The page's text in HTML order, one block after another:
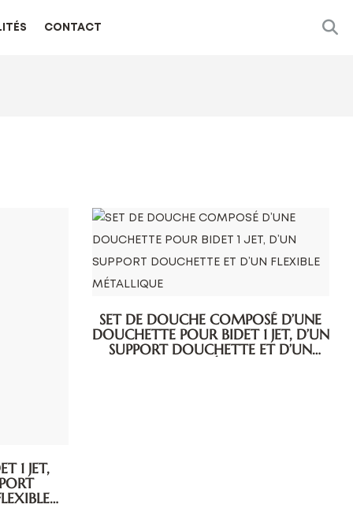
CONTACT
1 JET,
SET DE DOUCHE COMPOSÉ D’UNE
DOUCHETTE POUR BIDET 1 JET, D’UN
SUPPORT DOUCHETTE ET D’UN